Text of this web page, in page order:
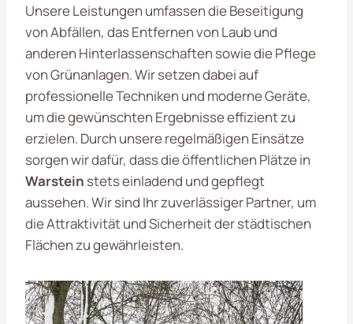
Unsere Leistungen umfassen die Beseitigung
von Abfällen, das Entfernen von Laub und
anderen Hinterlassenschaften sowie die Pflege
von Grünanlagen. Wir setzen dabei auf
professionelle Techniken und moderne Geräte,
um die gewünschten Ergebnisse effizient zu
erzielen. Durch unsere regelmäßigen Einsätze
sorgen wir dafür, dass die öffentlichen Plätze in
Warstein stets einladend und gepflegt
aussehen. Wir sind Ihr zuverlässiger Partner, um
die Attraktivität und Sicherheit der städtischen
Flächen zu gewährleisten.